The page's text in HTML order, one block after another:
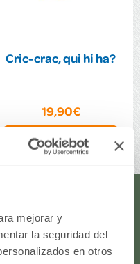
mejorar y
la seguridad del
en otros
Cric-crac, qui hi ha?
19,90€
Comprar
a tu cuenta? ¿Te